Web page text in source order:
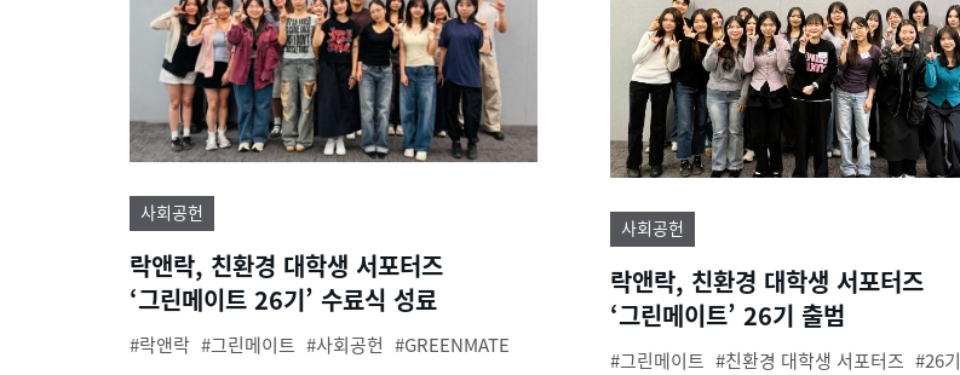
사회공헌
락앤락, 친환경 대학생 서포터즈
‘그린메이트 26기’ 수료식 성료
락앤락 그린메이트 사회공헌
GREENMATE
사회공헌
락앤락, 친환경 대학생 서포터즈
‘그린메이트’ 26기 출범
그린메이트 친환경 대학생 서포터즈
26기